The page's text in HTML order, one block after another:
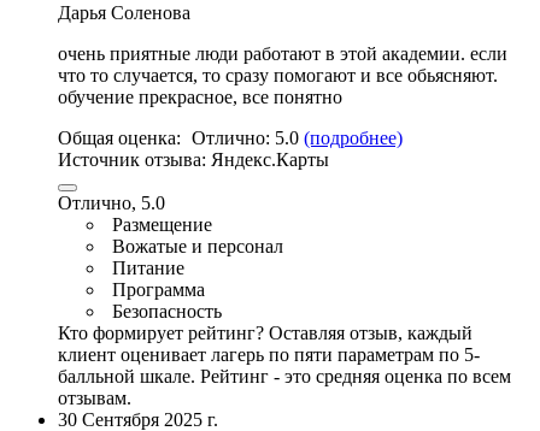
Дарья Соленова
очень приятные люди работают в этой академии. если
что то случается, то сразу помогают и все обьясняют.
обучение прекрасное, все понятно
Общая оценка: Отлично: 5.0 (подробнее)
Источник отзыва: Яндекс.Карты
Отлично, 5.0
Размещение
Вожатые и персонал
Питание
Программа
Безопасность
Кто формирует рейтинг? Оставляя отзыв, каждый
клиент оценивает лагерь по пяти параметрам по 5-
балльной шкале. Рейтинг - это средняя оценка по всем
отзывам.
30 Сентября 2025 г.